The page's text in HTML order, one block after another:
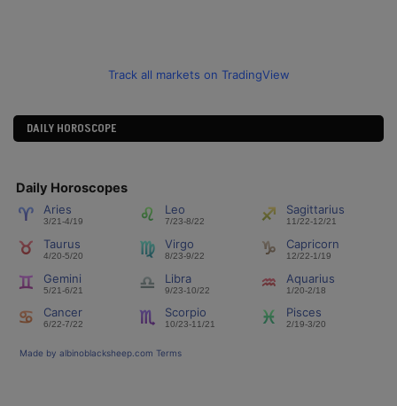
Track all markets on TradingView
DAILY HOROSCOPE